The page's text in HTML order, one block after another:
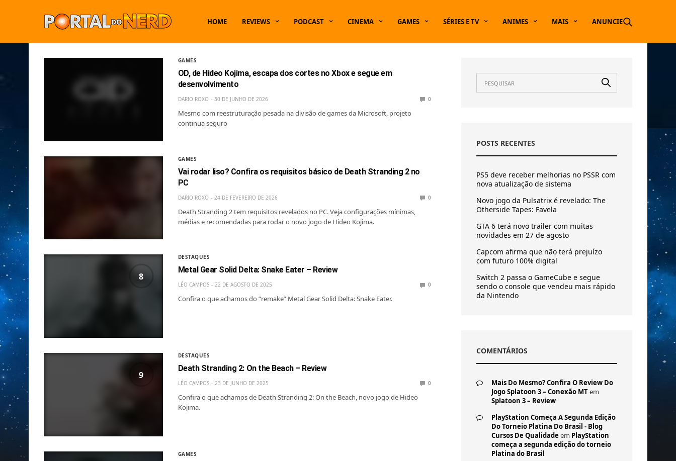
HOME REVIEWS PODCAST CINEMA GAMES SÉRIES E TV ANIMES MAIS ANUNCIE
GAMES
OD, de Hideo Kojima, escapa dos cortes no Xbox e segue em
desenvolvimento
DARIO ROXO 30 DE JUNHO DE 2026 0
Mesmo com reestruturação pesada na divisão de games da Microsoft, projeto
continua seguro
GAMES
Vai rodar liso? Confira os requisitos básico de Death Stranding 2 no
PC
DARIO ROXO 24 DE FEVEREIRO DE 2026 0
Death Stranding 2 tem requisitos revelados no PC. Veja configurações mínimas,
médias e recomendadas para rodar o novo jogo de Hideo Kojima.
8
DESTAQUES
Metal Gear Solid Delta: Snake Eater – Review
LÉO CAMPOS 22 DE AGOSTO DE 2025 0
Confira o que achamos do “remake” Metal Gear Solid Delta: Snake Eater.
9
DESTAQUES
Death Stranding 2: On the Beach – Review
LÉO CAMPOS 23 DE JUNHO DE 2025 0
Confira o que achamos de Death Stranding 2: On the Beach, novo jogo de Hideo
Kojima.
GAMES
POSTS RECENTES
PS5 deve receber melhorias no PSSR com
nova atualização de sistema
Novo jogo da Pulsatrix é revelado: The
Otherside Tapes: Favela
GTA 6 terá novo trailer com muitas
novidades em 27 de agosto
Capcom afirma que não terá prejuízo
com futuro 100% digital
Switch 2 passa o GameCube e segue
sendo o console que vendeu mais rápido
da Nintendo
COMENTÁRIOS
Mais Do Mesmo? Confira O Review Do
Jogo Splatoon 3 – Conexão MTem
Splatoon 3 – Review
PlayStation Começa A Segunda Edição
Do Torneio Platina Do Brasil - Blog
Cursos De Qualidade em PlayStation
começa a segunda edição do torneio
Platina do Brasil